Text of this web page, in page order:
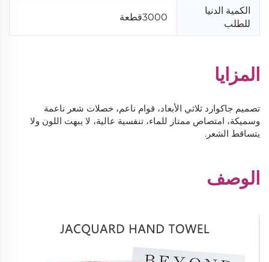
الكمية الدنيا
للطلب
3000قطعة
المزايا
تصميم جاكوارد ثلاثي الأبعاد، قوام ناعم، خصلات شعر ناعمة
وسميكة، امتصاص ممتاز للماء، تنفسية عالية، لا يبهت اللون ولا
يتساقط الشعر.
الوصف